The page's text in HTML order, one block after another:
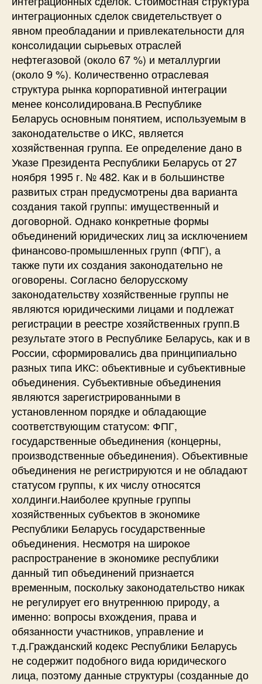
интеграционных сделок свидетельствует о
явном преобладании и привлекательности для
консолидации сырьевых отраслей
нефтегазовой (около 67 %) и металлургии
(около 9 %). Количественно отраслевая
структура рынка корпоративной интеграции
менее консолидирована.В Республике
Беларусь основным понятием, используемым в
законодательстве о ИКС, является
хозяйственная группа. Ее определение дано в
Указе Президента Республики Беларусь от 27
ноября 1995 г. № 482. Как и в большинстве
развитых стран предусмотрены два варианта
создания такой группы: имущественный и
договорной. Однако конкретные формы
объединений юридических лиц за исключением
финансово-промышленных групп (ФПГ), а
также пути их создания законодательно не
оговорены. Согласно белорусскому
законодательству хозяйственные группы не
являются юридическими лицами и подлежат
регистрации в реестре хозяйственных групп.В
результате этого в Республике Беларусь, как и в
России, сформировались два принципиально
разных типа ИКС: объективные и субъективные
объединения. Субъективные объединения
являются зарегистрированными в
установленном порядке и обладающие
соответствующим статусом: ФПГ,
государственные объединения (концерны,
производственные объединения). Объективные
объединения не регистрируются и не обладают
статусом группы, к их числу относятся
холдинги.Наиболее крупные группы
хозяйственных субъектов в экономике
Республики Беларусь государственные
объединения. Несмотря на широкое
распространение в экономике республики
данный тип объединений признается
временным, поскольку законодательство никак
не регулирует его внутреннюю природу, а
именно: вопросы вхождения, права и
обязанности участников, управление и
т.д.Гражданский кодекс Республики Беларусь
не содержит подобного вида юридического
лица, поэтому данные структуры (созданные до